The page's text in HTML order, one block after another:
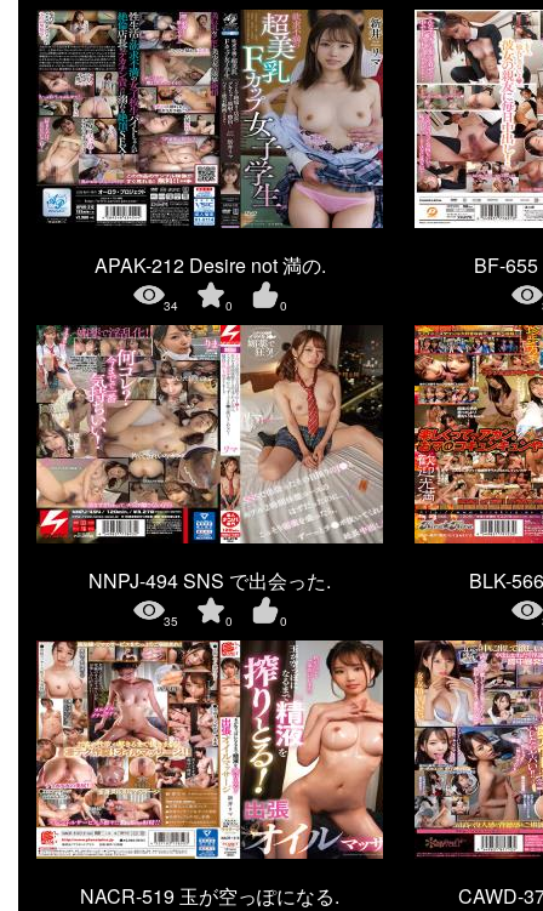
APAK-212 Desire not 満の.
34 0 0
BF-
NNPJ-494 SNS で出会った.
35 0 0
BLK-
NACR-519 玉が空っぽになる. CAWD-